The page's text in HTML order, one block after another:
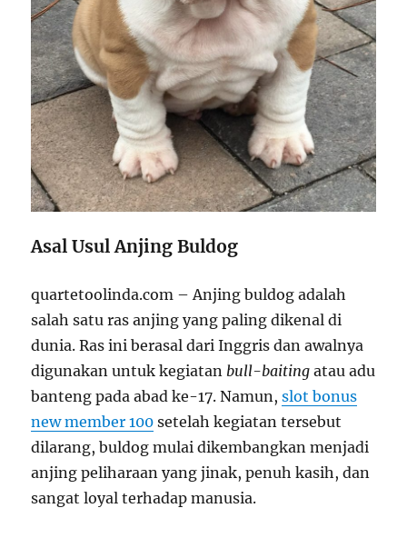
Asal Usul Anjing Buldog
quartetoolinda.com – Anjing buldog adalah
salah satu ras anjing yang paling dikenal di
dunia. Ras ini berasal dari Inggris dan awalnya
digunakan untuk kegiatan bull-baiting atau adu
banteng pada abad ke-17. Namun,slot bonus
new member 100 setelah kegiatan tersebut
dilarang, buldog mulai dikembangkan menjadi
anjing peliharaan yang jinak, penuh kasih, dan
sangat loyal terhadap manusia.